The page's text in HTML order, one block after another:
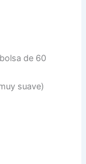
de 60
suave)